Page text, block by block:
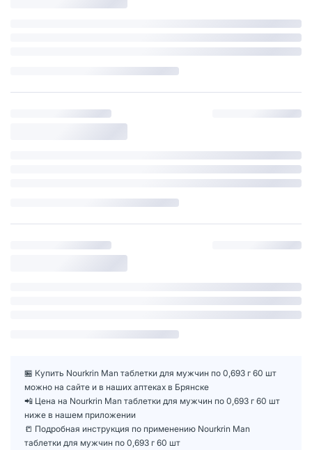
🏪 Купить Nourkrin Man таблетки для мужчин по 0,693 г 60 шт
можно на сайте и в наших аптеках в Брянске
📲 Цена на Nourkrin Man таблетки для мужчин по 0,693 г 60 шт
ниже в нашем приложении
📒 Подробная инструкция по применению Nourkrin Man
таблетки для мужчин по 0,693 г 60 шт